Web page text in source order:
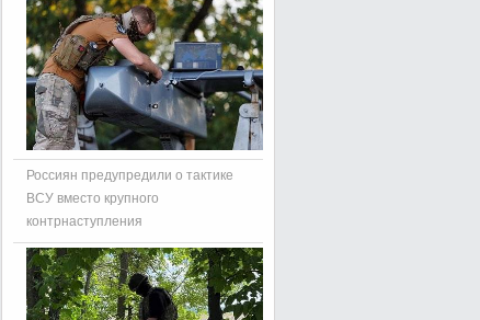
Россиян предупредили о тактике
ВСУ вместо крупного
контрнаступления